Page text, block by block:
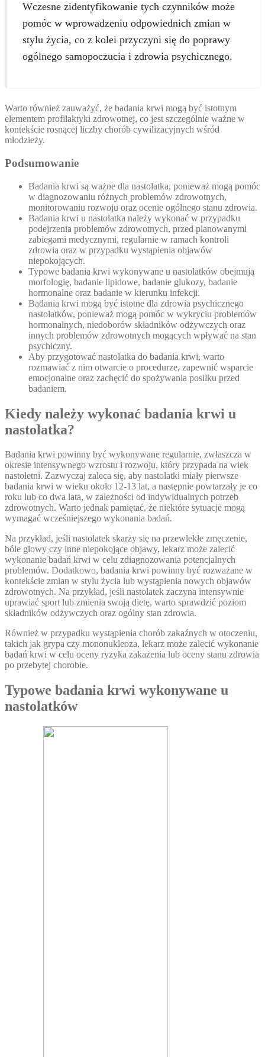
Wczesne zidentyfikowanie tych czynników może
pomóc w wprowadzeniu odpowiednich zmian w
stylu życia, co z kolei przyczyni się do poprawy
ogólnego samopoczucia i zdrowia psychicznego.
Warto również zauważyć, że badania krwi mogą być istotnym
elementem profilaktyki zdrowotnej, co jest szczególnie ważne w
kontekście rosnącej liczby chorób cywilizacyjnych wśród
młodzieży.
Podsumowanie
Badania krwi są ważne dla nastolatka, ponieważ mogą pomóc
w diagnozowaniu różnych problemów zdrowotnych,
monitorowaniu rozwoju oraz ocenie ogólnego stanu zdrowia.
Badania krwi u nastolatka należy wykonać w przypadku
podejrzenia problemów zdrowotnych, przed planowanymi
zabiegami medycznymi, regularnie w ramach kontroli
zdrowia oraz w przypadku wystąpienia objawów
niepokojących.
Typowe badania krwi wykonywane u nastolatków obejmują
morfologię, badanie lipidowe, badanie glukozy, badanie
hormonalne oraz badanie w kierunku infekcji.
Badania krwi mogą być istotne dla zdrowia psychicznego
nastolatków, ponieważ mogą pomóc w wykryciu problemów
hormonalnych, niedoborów składników odżywczych oraz
innych problemów zdrowotnych mogących wpływać na stan
psychiczny.
Aby przygotować nastolatka do badania krwi, warto
rozmawiać z nim otwarcie o procedurze, zapewnić wsparcie
emocjonalne oraz zachęcić do spożywania posiłku przed
badaniem.
Kiedy należy wykonać badania krwi u
nastolatka?
Badania krwi powinny być wykonywane regularnie, zwłaszcza w
okresie intensywnego wzrostu i rozwoju, który przypada na wiek
nastoletni. Zazwyczaj zaleca się, aby nastolatki miały pierwsze
badania krwi w wieku około 12-13 lat, a następnie powtarzały je co
roku lub co dwa lata, w zależności od indywidualnych potrzeb
zdrowotnych. Warto jednak pamiętać, że niektóre sytuacje mogą
wymagać wcześniejszego wykonania badań.
Na przykład, jeśli nastolatek skarży się na przewlekłe zmęczenie,
bóle głowy czy inne niepokojące objawy, lekarz może zalecić
wykonanie badań krwi w celu zdiagnozowania potencjalnych
problemów. Dodatkowo, badania krwi powinny być rozważane w
kontekście zmian w stylu życia lub wystąpienia nowych objawów
zdrowotnych. Na przykład, jeśli nastolatek zaczyna intensywnie
uprawiać sport lub zmienia swoją dietę, warto sprawdzić poziom
składników odżywczych oraz ogólny stan zdrowia.
Również w przypadku wystąpienia chorób zakaźnych w otoczeniu,
takich jak grypa czy mononukleoza, lekarz może zalecić wykonanie
badań krwi w celu oceny ryzyka zakażenia lub oceny stanu zdrowia
po przebytej chorobie.
Typowe badania krwi wykonywane u
nastolatków